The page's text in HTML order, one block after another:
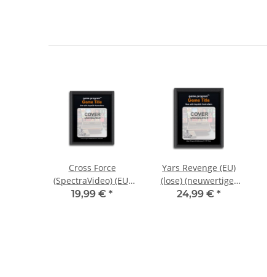
Cross Force
(SpectraVideo) (EU)
(lose) (sehr guter
19,99 € *
Yars Revenge (EU)
(lose) (neuwertiger
Sammlerzustand) -
24,99 € *